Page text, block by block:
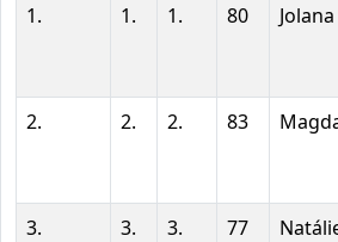
1.
1. 1. 80
2. 2. 2. 83
3. 3. 3. 77